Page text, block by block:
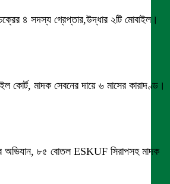
৪ সদস্য গ্রেপ্তার,উদ্ধার ২টি মোবাইল।
কোর্ট, মাদক সেবনের দায়ে ৬ মাসের কারাদণ্ড।
অভিযান, ৮৫ বোতল ESKUF সিরাপসহ মাদক